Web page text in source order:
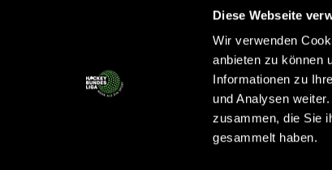
Diese Webseite
Wir verwenden
anbieten zu können
Informationen zu
und Analysen
zusammen, die Sie
gesammelt haben.
Halle. Insgesamt sind über 60 Vereine unter
Dach der Hockeyliga organisiert, sowohl im
Herren als auch im Damen Bereich.